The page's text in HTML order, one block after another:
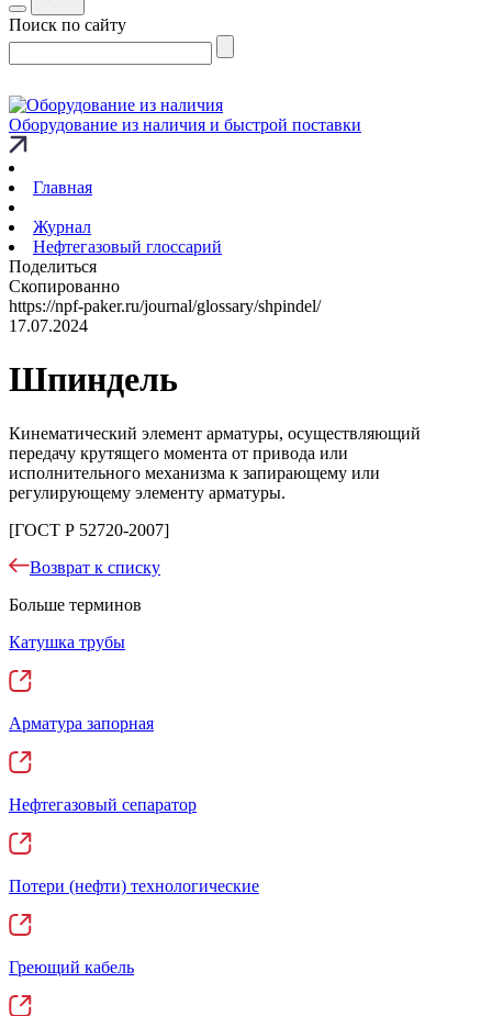
Поиск по сайту
Оборудование из наличия и быстрой поставки
Главная
Журнал
Нефтегазовый глоссарий
Поделиться
Скопированно
https://npf-paker.ru/journal/glossary/shpindel/
17.07.2024
Шпиндель
Кинематический элемент арматуры, осуществляющий
передачу крутящего момента от привода или
исполнительного механизма к запирающему или
регулирующему элементу арматуры.
[ГОСТ Р 52720-2007]
Возврат к списку
Больше терминов
Катушка трубы
Арматура запорная
Нефтегазовый сепаратор
Потери (нефти) технологические
Греющий кабель